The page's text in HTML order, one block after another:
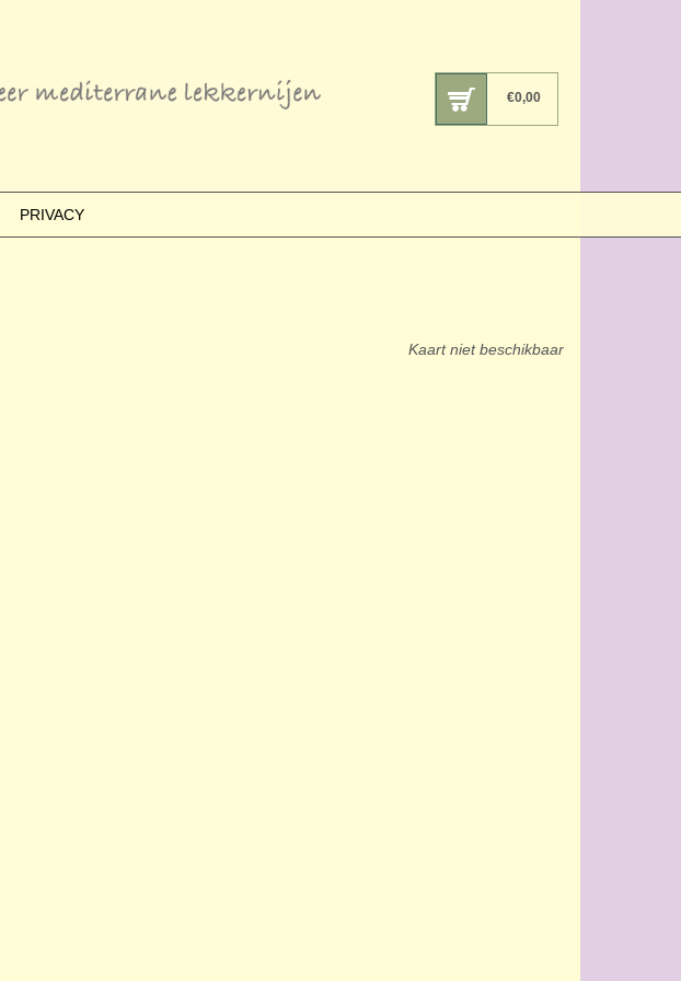
€0,00
PRIVACY
Kaart niet beschikbaar